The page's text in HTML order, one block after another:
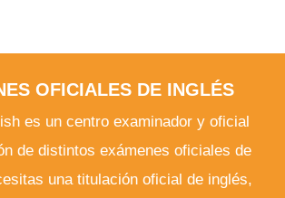
OFICIALES DE INGLÉS
es un centro examinador y oficial
de distintos exámenes oficiales de
una titulación oficial de inglés,